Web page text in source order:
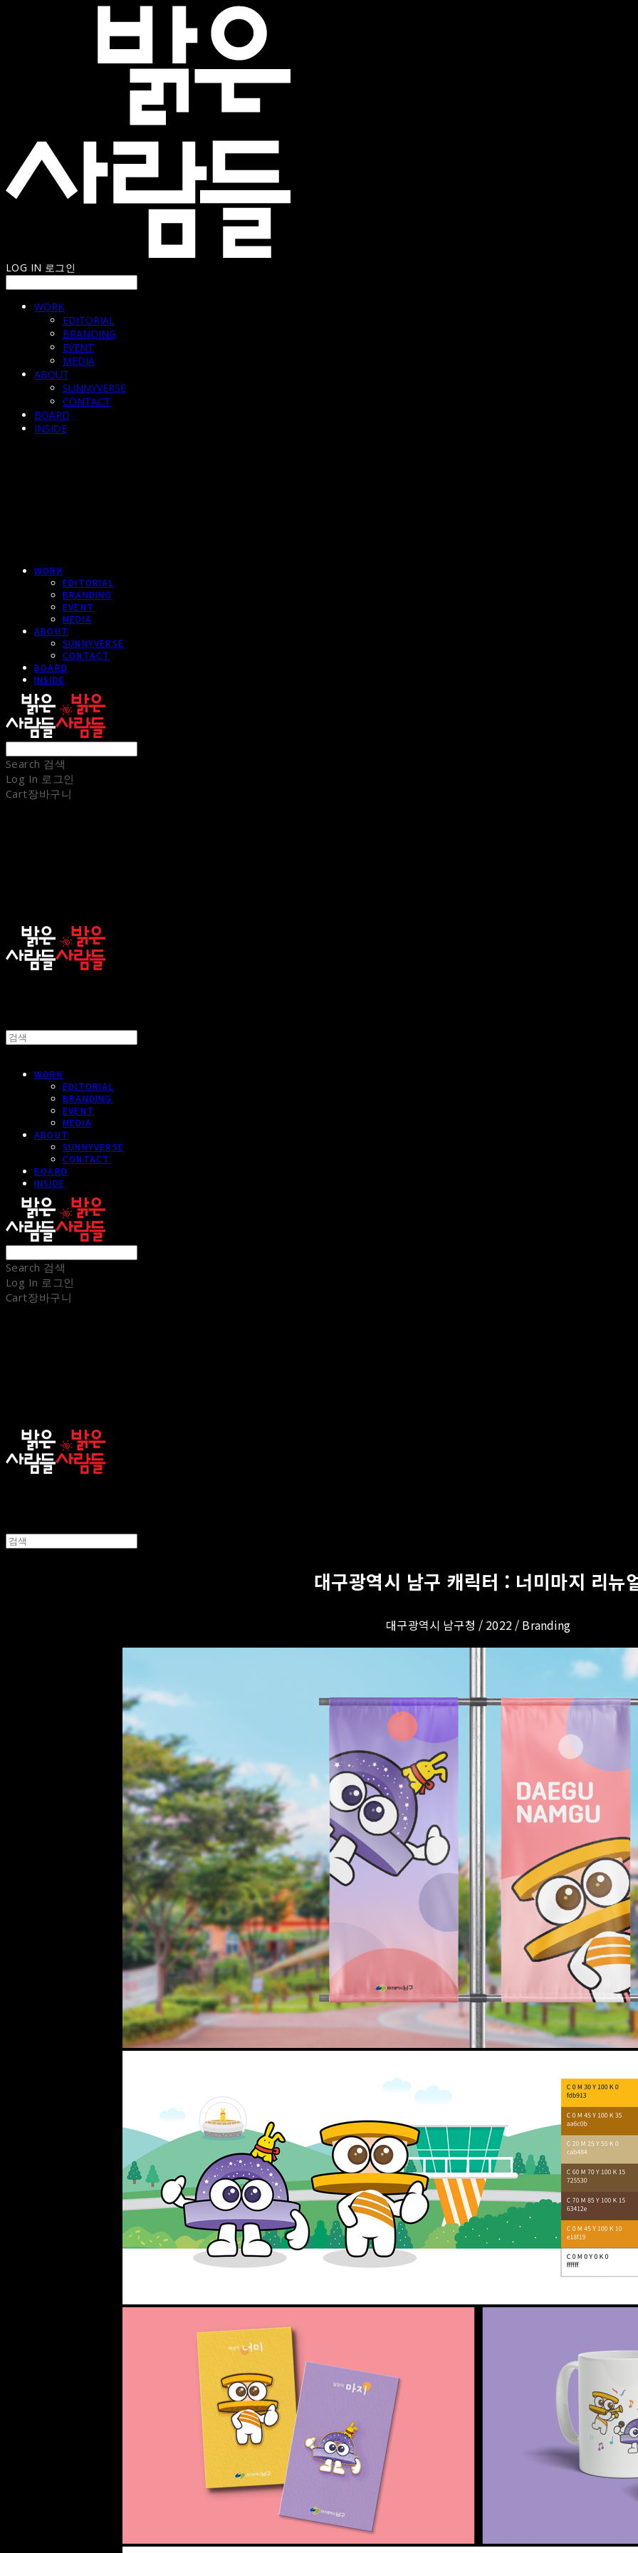
LOG IN 로그인
WORK
EDITORIAL
BRANDING
EVENT
MEDIA
ABOUT
SUNNYVERSE
CONTACT
BOARD
INSIDE
WORK
EDITORIAL
BRANDING
EVENT
MEDIA
ABOUT
SUNNYVERSE
CONTACT
BOARD
INSIDE
Search 검색
Log In 로그인
Cart장바구니
WORK
EDITORIAL
BRANDING
EVENT
MEDIA
ABOUT
SUNNYVERSE
CONTACT
BOARD
INSIDE
Search 검색
Log In 로그인
Cart장바구니
대구광역시 남구 캐릭터 : 너미마지 리뉴
대구광역시 남구청 / 2022 / Branding